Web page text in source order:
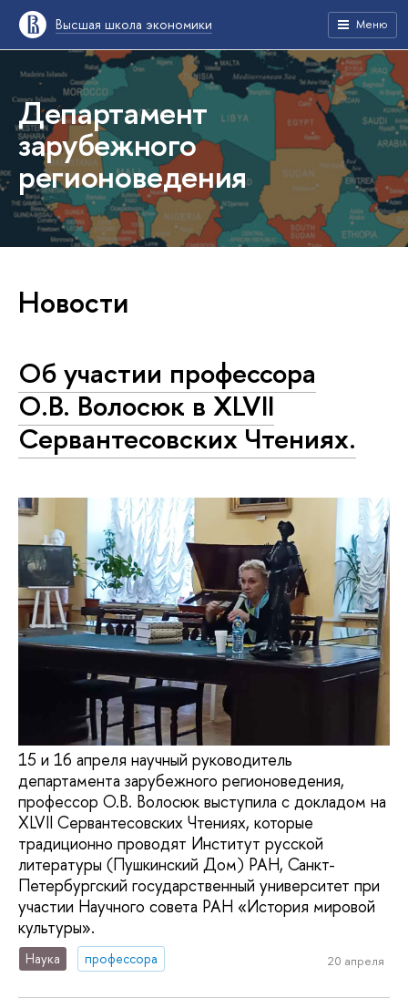
Высшая школа экономики Меню
Департамент
зарубежного
регионоведения
Новости
Об участии профессора
О.В. Волосюк в XLVII
Сервантесовских Чтениях.
15 и 16 апреля научный руководитель
департамента зарубежного регионоведения,
профессор О.В. Волосюк выступила с докладом на
XLVII Сервантесовских Чтениях, которые
традиционно проводят Институт русской
литературы (Пушкинский Дом) РАН, Санкт-
Петербургский государственный университет при
участии Научного совета РАН «История мировой
культуры».
Наука профессора 20 апреля